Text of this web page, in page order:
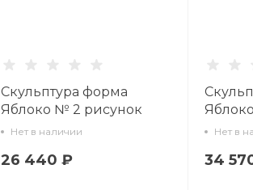
Скульптура форма
Яблоко № 2 рисунок
Зеленое арт.
Нет в наличии
26 440 ₽
Нет в
34